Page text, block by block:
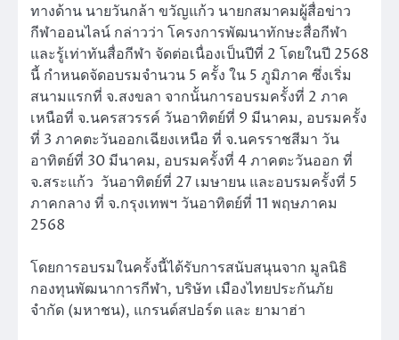
ทางด้าน นายวันกล้า ขวัญแก้ว นายกสมาคมผู้สื่อข่าว
กีฬาออนไลน์ กล่าวว่า โครงการพัฒนาทักษะสื่อกีฬา
และรู้เท่าทันสื่อกีฬา จัดต่อเนื่องเป็นปีที่ 2 โดยในปี 2568
นี้ กำหนดจัดอบรมจำนวน 5 ครั้ง ใน 5 ภูมิภาค ซึ่งเริ่ม
สนามแรกที่ จ.สงขลา จากนั้นการอบรมครั้งที่ 2 ภาค
เหนือที่ จ.นครสวรรค์ วันอาทิตย์ที่ 9 มีนาคม, อบรมครั้ง
ที่ 3 ภาคตะวันออกเฉียงเหนือ ที่ จ.นครราชสีมา วัน
อาทิตย์ที่ 30 มีนาคม, อบรมครั้งที่ 4 ภาคตะวันออก ที่
จ.สระแก้ว วันอาทิตย์ที่ 27 เมษายน และอบรมครั้งที่ 5
ภาคกลาง ที่ จ.กรุงเทพฯ วันอาทิตย์ที่ 11 พฤษภาคม
2568
โดยการอบรมในครั้งนี้ได้รับการสนับสนุนจาก มูลนิธิ
กองทุนพัฒนาการกีฬา, บริษัท เมืองไทยประกันภัย
จำกัด (มหาชน), แกรนด์สปอร์ต และ ยามาฮ่า